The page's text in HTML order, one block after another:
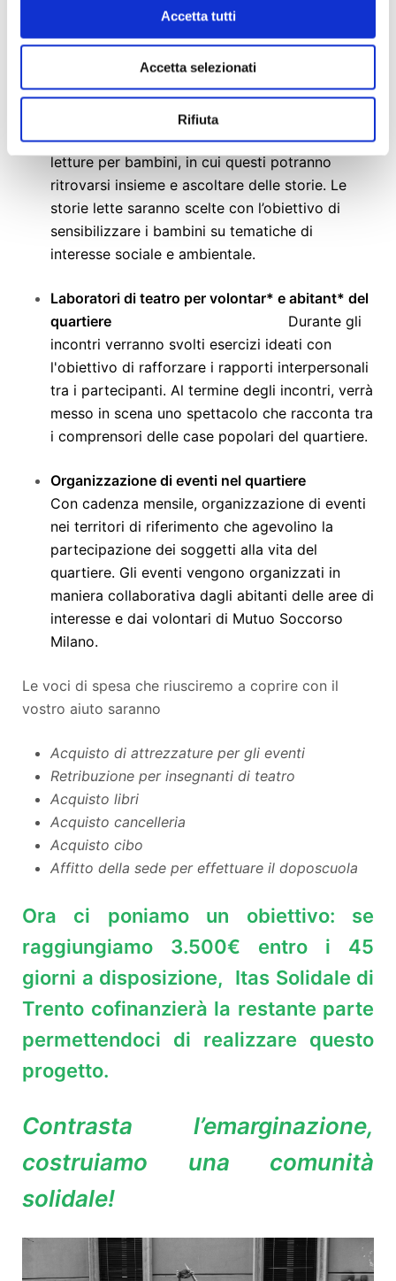
Accetta tutti
Accetta selezionati
Rifiuta
sarà composto da un massimo di 6 bambini
coetanei e ogni gruppo verrà seguito da almeno
un volontario che assiste gli studenti nello
svolgimento dei compiti settimanali. Ogni mese
oltre alla regolare attività di supporto-compiti
verranno organizzati dei laboratori ricreativi di
letture per bambini, in cui questi potranno
ritrovarsi insieme e ascoltare delle storie. Le
storie lette saranno scelte con l’obiettivo di
sensibilizzare i bambini su tematiche di
interesse sociale e ambientale.
Laboratori di teatro per volontar* e abitant* del
quartiere Durante gli
incontri verranno svolti esercizi ideati con
l'obiettivo di rafforzare i rapporti interpersonali
tra i partecipanti. Al termine degli incontri, verrà
messo in scena uno spettacolo che racconta tra
i comprensori delle case popolari del quartiere.
Organizzazione di eventi nel quartiere
Con cadenza mensile, organizzazione di eventi
nei territori di riferimento che agevolino la
partecipazione dei soggetti alla vita del
quartiere. Gli eventi vengono organizzati in
maniera collaborativa dagli abitanti delle aree di
interesse e dai volontari di Mutuo Soccorso
Milano.
Le voci di spesa che riusciremo a coprire con il
vostro aiuto saranno
Acquisto di attrezzature per gli eventi
Retribuzione per insegnanti di teatro
Acquisto libri
Acquisto cancelleria
Acquisto cibo
Affitto della sede per effettuare il doposcuola
Ora ci poniamo un obiettivo: se
raggiungiamo 3.500€ entro i 45
giorni a disposizione, Itas Solidale di
Trento cofinanzierà la restante parte
permettendoci di realizzare questo
progetto.
Contrasta l’emarginazione,
costruiamo una comunità
solidale!